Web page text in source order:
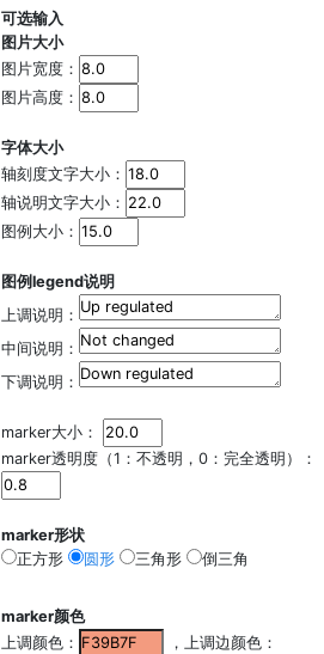
可选输入
图片大小
图片宽度：
图片高度：
字体大小
轴刻度文字大小：
轴说明文字大小：
图例大小：
图例legend说明
上调说明：
中间说明：
下调说明：
marker大小：
marker透明度（1：不透明，0：完全透明）：
marker形状
正方形
圆形 三角形 倒三角
marker颜色
上调颜色：
，上调边颜色：